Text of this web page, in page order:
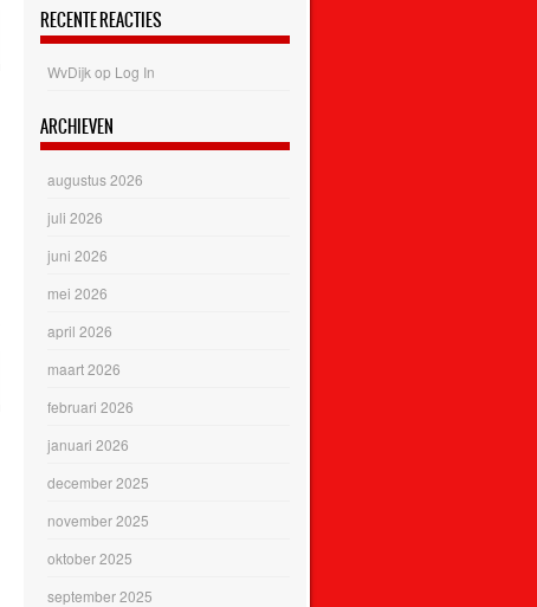
RECENTE REACTIES
WvDijk op Log In
ARCHIEVEN
augustus 2026
juli 2026
juni 2026
mei 2026
april 2026
maart 2026
februari 2026
januari 2026
december 2025
november 2025
oktober 2025
september 2025